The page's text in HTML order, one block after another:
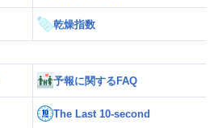
乾燥指数
予報に関するFAQ
The Last 10-second